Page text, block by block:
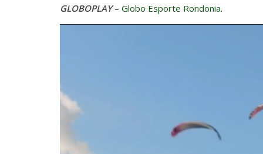
GLOBOPLAY– Globo Esporte Rondonia.